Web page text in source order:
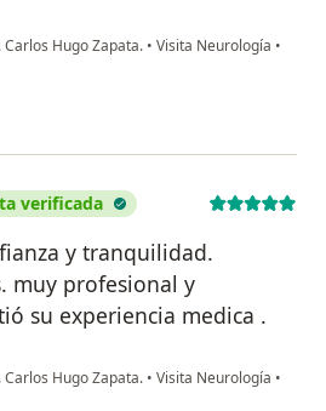
Hugo Zapata. • Visita Neurología •
verificada
y tranquilidad.
muy profesional y
su experiencia medica .
Hugo Zapata. • Visita Neurología •
Ledy